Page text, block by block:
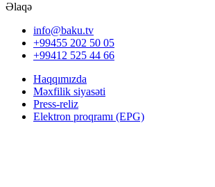
Əlaqə
info@baku.tv
+99455 202 50 05
+99412 525 44 66
Haqqımızda
Məxfilik siyasəti
Press-reliz
Elektron proqramı (EPG)